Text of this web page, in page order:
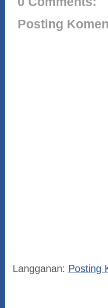
Posting
Langganan: Posting